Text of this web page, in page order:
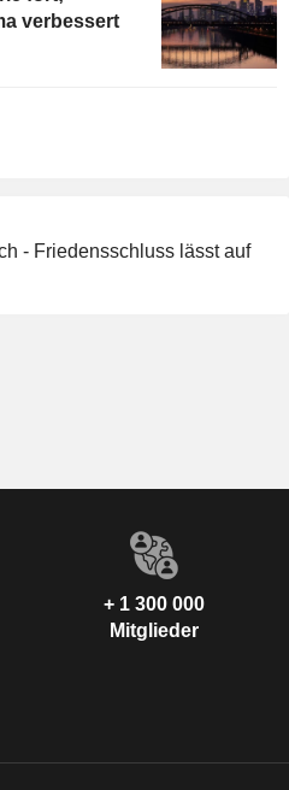
verbessert
- Friedensschluss lässt auf
+ 1 300 000
Mitglieder